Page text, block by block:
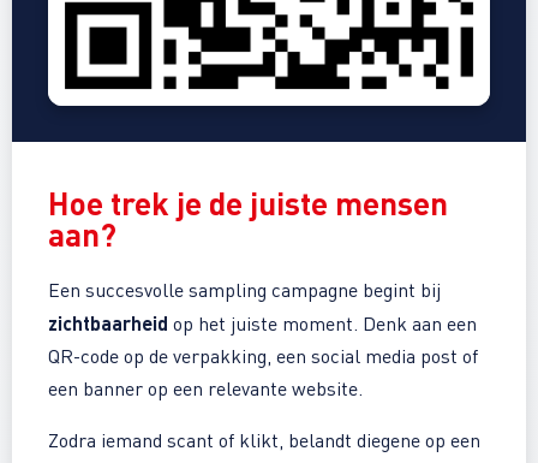
Hoe trek je de juiste mensen
aan?
Een succesvolle sampling campagne begint bij
zichtbaarheid op het juiste moment. Denk aan een
QR-code op de verpakking, een social media post of
een banner op een relevante website.
Zodra iemand scant of klikt, belandt diegene op een